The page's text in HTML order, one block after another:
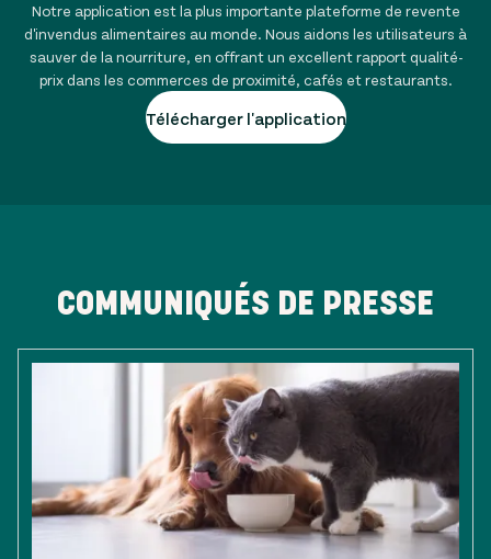
Notre application est la plus importante plateforme de revente
d'invendus alimentaires au monde. Nous aidons les utilisateurs à
sauver de la nourriture, en offrant un excellent rapport qualité-
prix dans les commerces de proximité, cafés et restaurants.
Télécharger l'application
COMMUNIQUÉS DE PRESSE